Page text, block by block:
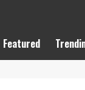
Featured